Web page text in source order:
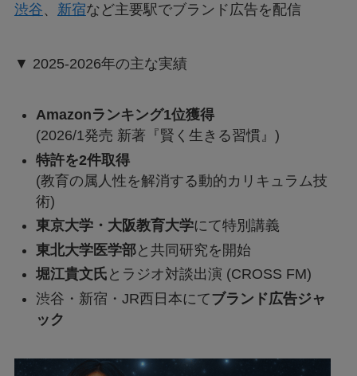
渋谷、 新宿など主要駅でブランド広告を配信
▼ 2025-2026年の主な実績
Amazonランキング1位獲得
(2026/1発売 新著『賢く生きる習慣』)
特許を2件取得
(教育の属人性を解消する動的カリキュラム技
術)
東京大学・大阪教育大学にて特別講義
東北大学医学部と共同研究を開始
堀江貴文氏 とラジオ対談出演 (CROSS FM)
渋谷・新宿・JR西日本にてブランド広告ジャ
ック